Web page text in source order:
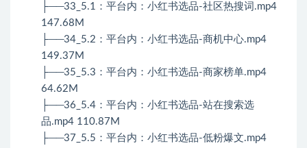
├──33_5.1：平台内：小红书选品-社区热搜词.mp4
147.68M
├──34_5.2：平台内：小红书选品-商机中心.mp4
149.37M
├──35_5.3：平台内：小红书选品-商家榜单.mp4
64.62M
├──36_5.4：平台内：小红书选品-站在搜索选
品.mp4 110.87M
├──37_5.5：平台内：小红书选品-低粉爆文.mp4